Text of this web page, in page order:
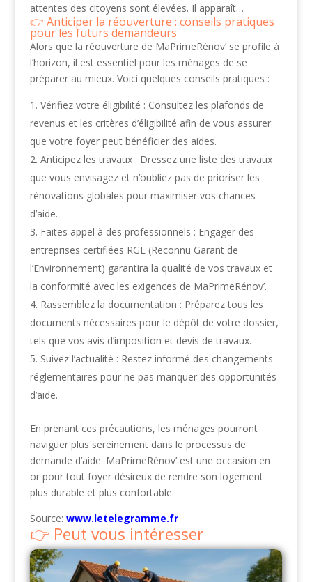
attentes des citoyens sont élevées. Il apparaît…
Anticiper la réouverture : conseils pratiques
pour les futurs demandeurs
Alors que la réouverture de MaPrimeRénov’ se profile à
l’horizon, il est essentiel pour les ménages de se
préparer au mieux. Voici quelques conseils pratiques :
Vérifiez votre éligibilité : Consultez les plafonds de
revenus et les critères d’éligibilité afin de vous assurer
que votre foyer peut bénéficier des aides.
Anticipez les travaux : Dressez une liste des travaux
que vous envisagez et n’oubliez pas de prioriser les
rénovations globales pour maximiser vos chances
d’aide.
Faites appel à des professionnels : Engager des
entreprises certifiées RGE (Reconnu Garant de
l’Environnement) garantira la qualité de vos travaux et
la conformité avec les exigences de MaPrimeRénov’.
Rassemblez la documentation : Préparez tous les
documents nécessaires pour le dépôt de votre dossier,
tels que vos avis d’imposition et devis de travaux.
Suivez l’actualité : Restez informé des changements
réglementaires pour ne pas manquer des opportunités
d’aide.
En prenant ces précautions, les ménages pourront
naviguer plus sereinement dans le processus de
demande d’aide. MaPrimeRénov’ est une occasion en
or pour tout foyer désireux de rendre son logement
plus durable et plus confortable.
Source: www.letelegramme.fr
Peut vous intéresser